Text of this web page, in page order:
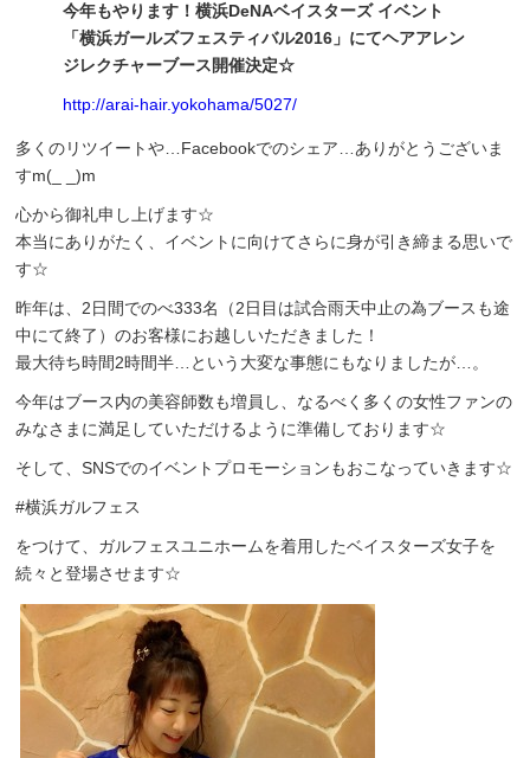
今年もやります！横浜DeNAベイスターズ イベント
「横浜ガールズフェスティバル2016」にてヘアアレン
ジレクチャーブース開催決定☆
http://arai-hair.yokohama/5027/
多くのリツイートや…Facebookでのシェア…ありがとうございま
すm(_ _)m
心から御礼申し上げます☆
本当にありがたく、イベントに向けてさらに身が引き締まる思いで
す☆
昨年は、2日間でのべ333名（2日目は試合雨天中止の為ブースも途
中にて終了）のお客様にお越しいただきました！
最大待ち時間2時間半…という大変な事態にもなりましたが…。
今年はブース内の美容師数も増員し、なるべく多くの女性ファンの
みなさまに満足していただけるように準備しております☆
そして、SNSでのイベントプロモーションもおこなっていきます☆
#横浜ガルフェス
をつけて、ガルフェスユニホームを着用したベイスターズ女子を
続々と登場させます☆